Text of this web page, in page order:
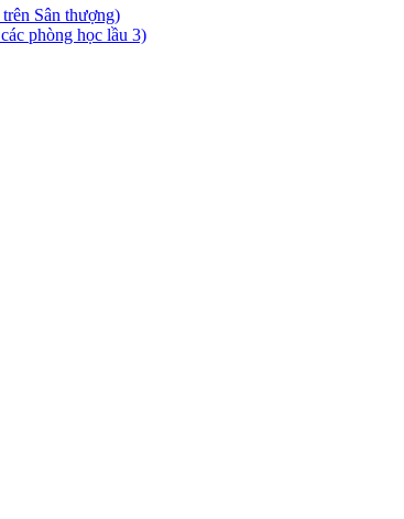
Sân thượng)
phòng học lầu 3)